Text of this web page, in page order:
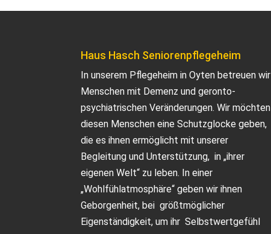
Haus Hasch Seniorenpflegeheim
In unserem Pflegeheim in Oyten betreuen wir
Menschen mit Demenz und geronto-
psychiatrischen Veränderungen. Wir möchten
diesen Menschen eine Schutzglocke geben,
die es ihnen ermöglicht mit unserer
Begleitung und Unterstützung, in „ihrer
eigenen Welt“ zu leben. In einer
„Wohlfühlatmosphäre“ geben wir ihnen
Geborgenheit, bei größtmöglicher
Eigenständigkeit, um ihr Selbstwertgefühl